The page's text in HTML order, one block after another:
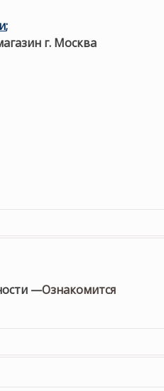
;
г. Москва
—Ознакомится